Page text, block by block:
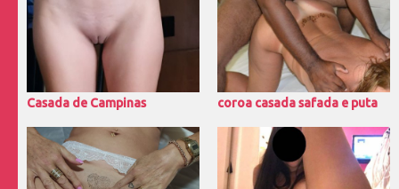
Casada de Campinas coroa casada safada e puta